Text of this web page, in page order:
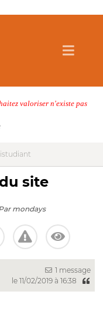
valoriser n'existe pas
site
mondays
1 message
le 11/02/2019 à 16:38